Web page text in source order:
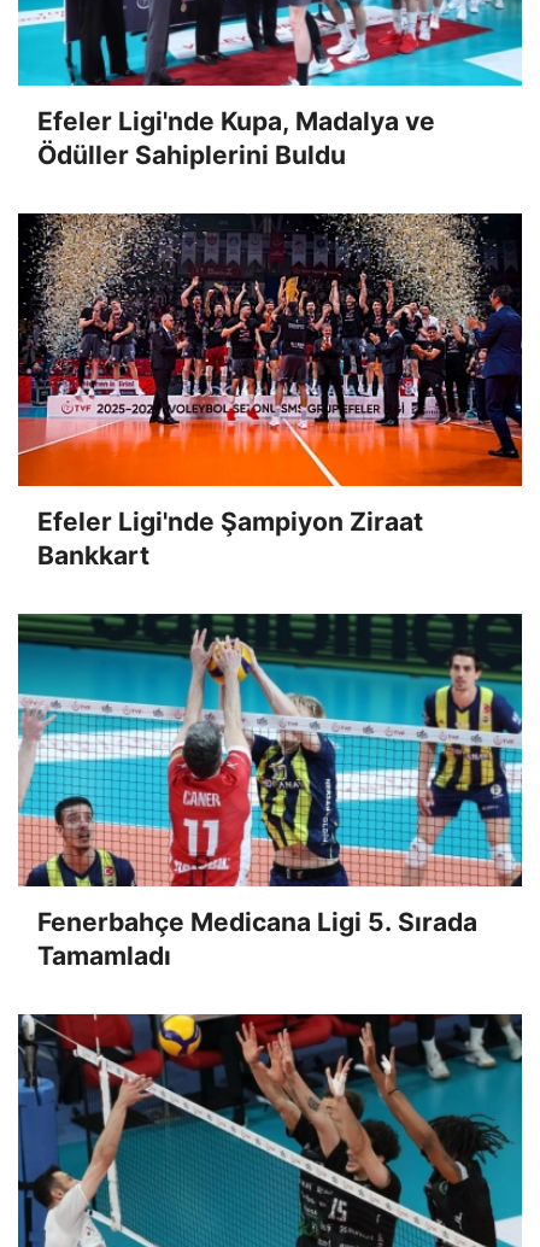
Efeler Ligi'nde Kupa, Madalya ve
Ödüller Sahiplerini Buldu
Efeler Ligi'nde Şampiyon Ziraat
Bankkart
Fenerbahçe Medicana Ligi 5. Sırada
Tamamladı